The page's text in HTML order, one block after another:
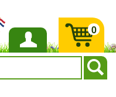
Inloggen
0